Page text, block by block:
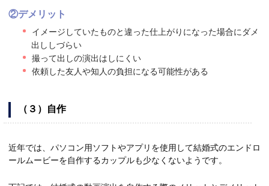
②デメリット
イメージしていたものと違った仕上がりになった場合にダメ
出ししづらい
撮って出しの演出はしにくい
依頼した友人や知人の負担になる可能性がある
（３）自作
近年では、パソコン用ソフトやアプリを使用して結婚式のエンドロ
ールムービーを自作するカップルも少なくないようです。